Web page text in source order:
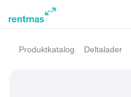
Produktkatalog Deltalader